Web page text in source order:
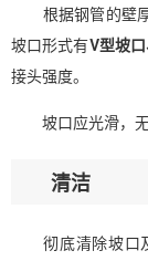
根据钢管的壁厚
坡口形式有V型坡
接头强度。
坡口应光滑，无
清洁
彻底清除坡口